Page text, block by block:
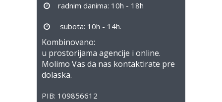
radnim danima: 10h - 18h
subota: 10h - 14h.
Kombinovano:
u prostorijama agencije i online.
Molimo Vas da nas kontaktirate pre
dolaska.
PIB: 109856612